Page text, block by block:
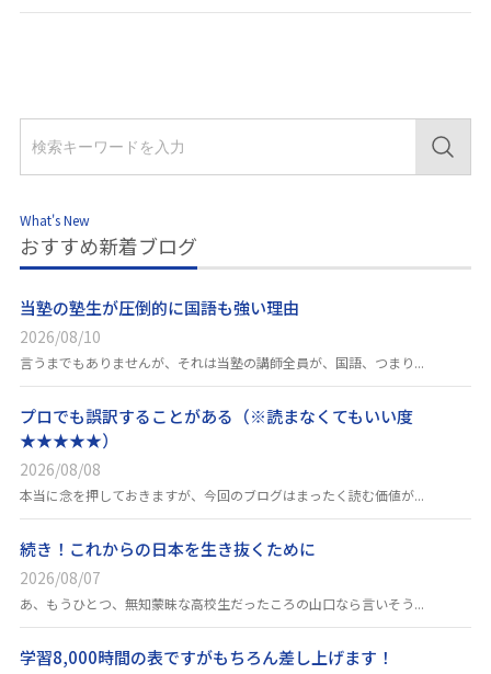
What's New
おすすめ新着ブログ
当塾の塾生が圧倒的に国語も強い理由
2026/08/10
言うまでもありませんが、それは当塾の講師全員が、国語、つまり...
プロでも誤訳することがある（※読まなくてもいい度
★★★★★）
2026/08/08
本当に念を押しておきますが、今回のブログはまったく読む価値が...
続き！これからの日本を生き抜くために
2026/08/07
あ、もうひとつ、無知蒙昧な高校生だったころの山口なら言いそう...
学習8,000時間の表ですがもちろん差し上げます！